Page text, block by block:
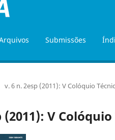
Submissões
v. 6 n. 2esp (2011): V Colóquio
(2011): V